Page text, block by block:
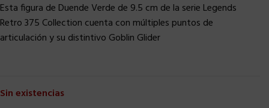
Esta figura de Duende Verde de 9.5 cm de la serie Legends
Retro 375 Collection cuenta con múltiples puntos de
articulación y su distintivo Goblin Glider
Sin existencias